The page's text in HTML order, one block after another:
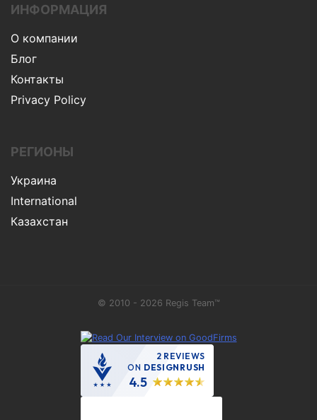
ИНФОРМАЦИЯ
О компании
Блог
Контакты
Privacy Policy
РЕГИОНЫ
Украина
International
Казахстан
© 2010 - 2026 Regis Team™
2 REVIEWS
ON DESIGNRUSH
4.5